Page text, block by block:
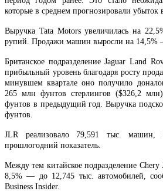
которые в среднем прогнозировали убыток
Выручка Tata Motors увеличилась на
рупий. Продажи машин выросли на 14,5%
Британское подразделение Jaguar Land
прибыльный уровень благодаря росту
минувшем квартале оно получило
265 млн фунтов стерлингов ($326,2
фунтов в предыдущий год. Выручка
фунтов.
JLR реализовало 79,591 тыс. машин,
прошлогодний показатель.
Между тем китайское подразделение
8,5% — до 12,745 тыс. автомобилей,
Business Insider.